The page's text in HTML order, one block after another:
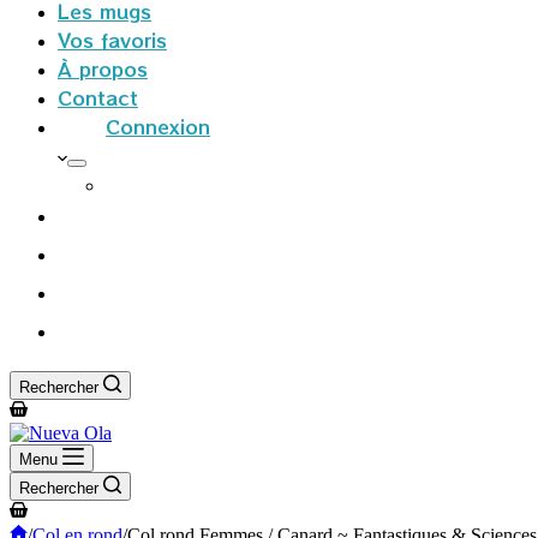
Les mugs
Vos favoris
À propos
Contact
Connexion
Rechercher
Panier
d’achat
Menu
Rechercher
Panier
d’achat
Accueil